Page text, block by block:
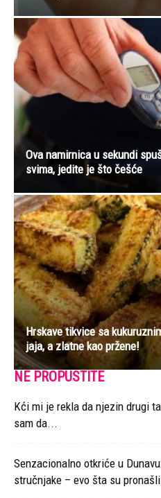
Ova namirnica u sekundi
svima, jedite je što češće
Hrskave tikvice sa
jaja, a zlatne kao pržene!
NE PROPUSTITE
Kći mi je rekla da njezin drugi
sam da...
Senzacionalno otkriće u
stručnjake – evo šta su pronašli